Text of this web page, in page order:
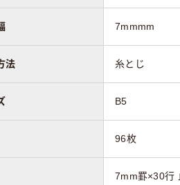
7mmmm
法 糸とじ
B5
96枚
7mm罫×30行